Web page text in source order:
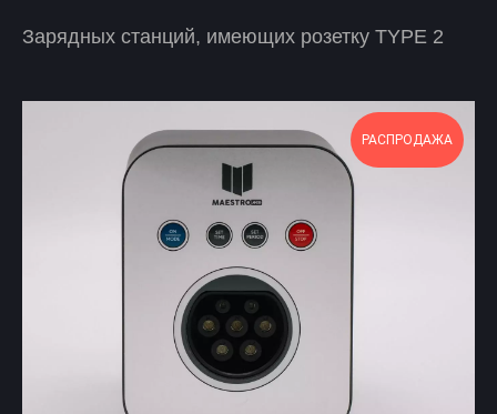
Зарядных станций, имеющих розетку TYPE 2
РАСПРОДАЖА